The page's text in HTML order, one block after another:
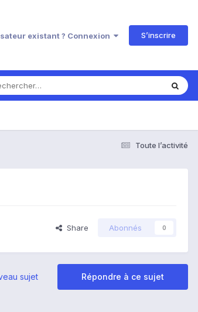
existant ? Connexion S’inscrire
Toute l’activité
Share Abonnés 0
Répondre à ce sujet
sujet